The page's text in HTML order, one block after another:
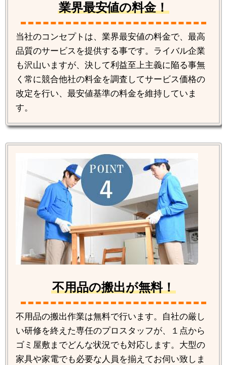
業界最安値の料金！
当社のコンセプトは、業界最安値の料金で、最高
品質のサービスを提供する事です。ライバル企業
も沢山いますが、決して利益至上主義に陥る事無
く常に競合他社の料金を調査してサービス価格の
改定を行い、最安値基準の料金を維持していま
す。
不用品の搬出が無料！
不用品の搬出作業は無料で行います。自社の厳し
い研修を終えた専任のプロスタッフが、１点から
ゴミ屋敷までどんな状況でも対応します。大型の
家具や家電でも必要な人員を揃えてお伺い致しま